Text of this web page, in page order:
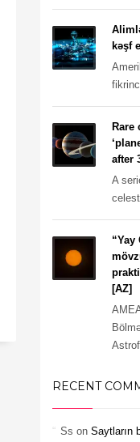
kəşf
Rare
after
A
“Yay
[AZ]
RECENT
Ss on Saytların